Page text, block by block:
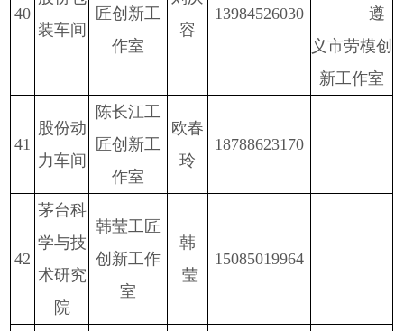
40
装车间
匠创新工
作室
容
13984526030
遵
义市劳模创
新工作室
41
股份动
力车间
陈长江工
匠创新工
作室
欧春
玲
18788623170
42
茅台科
学与技
术研究
院
韩莹工匠
创新工作
室
韩
莹
15085019964